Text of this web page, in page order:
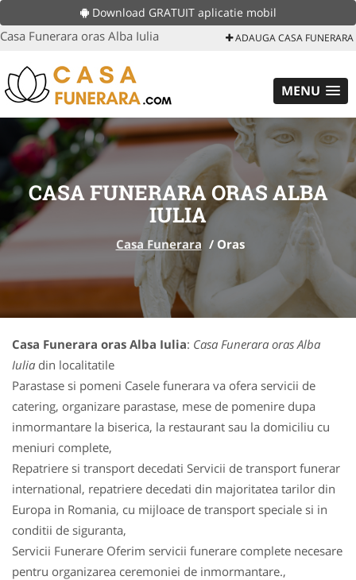
Download GRATUIT aplicatie mobil
Casa Funerara oras Alba Iulia ADAUGA CASA FUNERARA
MENU
CASA FUNERARA ORAS ALBA
IULIA
Casa Funerara / Oras
Casa Funerara oras Alba Iulia: Casa Funerara oras Alba
Iulia din localitatile
Parastase si pomeni Casele funerara va ofera servicii de
catering, organizare parastase, mese de pomenire dupa
inmormantare la biserica, la restaurant sau la domiciliu cu
meniuri complete,
Repatriere si transport decedati Servicii de transport funerar
international, repatriere decedati din majoritatea tarilor din
Europa in Romania, cu mijloace de transport speciale si in
conditii de siguranta,
Servicii Funerare Oferim servicii funerare complete necesare
pentru organizarea ceremoniei de inmormantare.,